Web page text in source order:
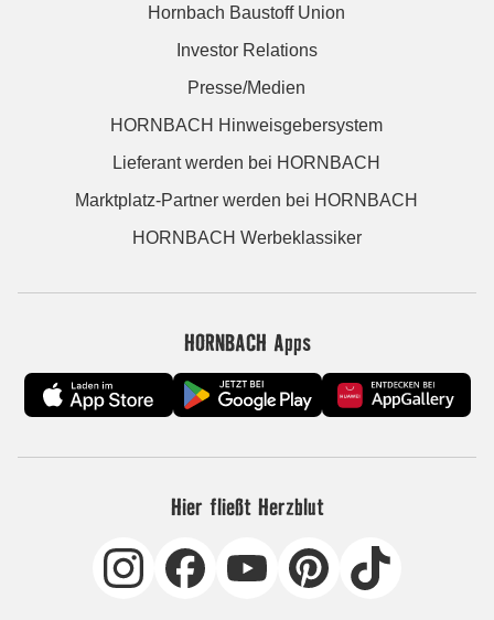
Hornbach Baustoff Union
Investor Relations
Presse/Medien
HORNBACH Hinweisgebersystem
Lieferant werden bei HORNBACH
Marktplatz-Partner werden bei HORNBACH
HORNBACH Werbeklassiker
HORNBACH Apps
Hier fließt Herzblut